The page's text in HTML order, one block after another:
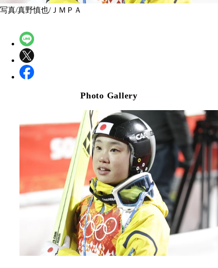
写真/真野慎也/ＪＭＰＡ
Photo Gallery